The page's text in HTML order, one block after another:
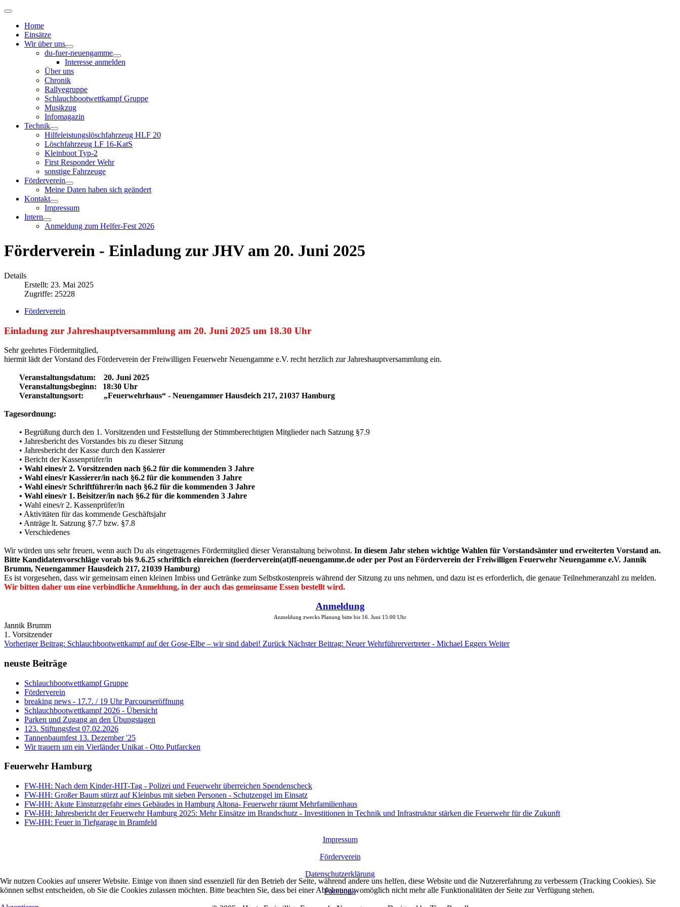
Home
Einsätze
Wir über uns
du-fuer-neuengamme
Interesse anmelden
Über uns
Chronik
Rallyegruppe
Schlauchbootwettkampf Gruppe
Musikzug
Infomagazin
Technik
Hilfeleistungslöschfahrzeug HLF 20
Löschfahrzeug LF 16-KatS
Kleinboot Typ-2
First Responder Wehr
sonstige Fahrzeuge
Förderverein
Meine Daten haben sich geändert
Kontakt
Impressum
Intern
Anmeldung zum Helfer-Fest 2026
Förderverein - Einladung zur JHV am 20. Juni 2025
Details
Erstellt: 23. Mai 2025
Zugriffe: 25228
Förderverein
Einladung zur Jahreshauptversammlung am 20. Juni 2025 um 18.30 Uhr
Sehr geehrtes Fördermitglied,
hiermit lädt der Vorstand des Förderverein der Freiwilligen Feuerwehr Neuengamme e.V. recht herzlich zur Jahreshauptversammlung ein.
Veranstaltungsdatum: 20. Juni 2025
Veranstaltungsbeginn: 18:30 Uhr
Veranstaltungsort: „Feuerwehrhaus“ - Neuengammer Hausdeich 217, 21037 Hamburg
Tagesordnung:
• Begrüßung durch den 1. Vorsitzenden und Feststellung der Stimmberechtigten Mitglieder nach Satzung §7.9
• Jahresbericht des Vorstandes bis zu dieser Sitzung
• Jahresbericht der Kasse durch den Kassierer
• Bericht der Kassenprüfer/in
• Wahl eines/r 2. Vorsitzenden nach §6.2 für die kommenden 3 Jahre
• Wahl eines/r Kassierer/in nach §6.2 für die kommenden 3 Jahre
• Wahl eines/r Schriftführer/in nach §6.2 für die kommenden 3 Jahre
• Wahl eines/r 1. Beisitzer/in nach §6.2 für die kommenden 3 Jahre
• Wahl eines/r 2. Kassenprüfer/in
• Aktivitäten für das kommende Geschäftsjahr
• Anträge lt. Satzung §7.7 bzw. §7.8
• Verschiedenes
Wir würden uns sehr freuen, wenn auch Du als eingetragenes Fördermitglied dieser Veranstaltung beiwohnst. In diesem Jahr stehen wichtige Wahlen für Vorstandsämter und erweiterten Vorstand an.
Bitte Kandidatenvorschläge vorab bis 9.6.25 schriftlich einreichen (foerderverein(at)ff-neuengamme.de oder per Post an Förderverein der Freiwilligen Feuerwehr Neuengamme e.V. Jannik
Brumm, Neuengammer Hausdeich 217, 21039 Hamburg)
Es ist vorgesehen, dass wir gemeinsam einen kleinen Imbiss und Getränke zum Selbstkostenpreis während der Sitzung zu uns nehmen, und dazu ist es erforderlich, die genaue Teilnehmeranzahl zu melden.
Wir bitten daher um eine verbindliche Anmeldung, in der auch das gemeinsame Essen bestellt wird.
Anmeldung
Anmeldung zwecks Planung bitte bis 16. Juni 15:00 Uhr
Jannik Brumm
1. Vorsitzender
Vorheriger Beitrag: Schlauchbootwettkampf auf der Gose-Elbe – wir sind dabei! Zurück Nächster Beitrag: Neuer Wehrführervertreter - Michael Eggers Weiter
neuste Beiträge
Schlauchbootwettkampf Gruppe
Förderverein
breaking news - 17.7. / 19 Uhr Parcourseröffnung
Schlauchbootwettkampf 2026 - Übersicht
Parken und Zugang an den Übungstagen
123. Stiftungsfest 07.02.2026
Tannenbaumfest 13. Dezember '25
Wir trauern um ein Vierländer Unikat - Otto Putfarcken
Feuerwehr Hamburg
FW-HH: Nach dem Kinder-HIT-Tag - Polizei und Feuerwehr überreichen Spendenscheck
FW-HH: Großer Baum stürzt auf Kleinbus mit sieben Personen - Schutzengel im Einsatz
FW-HH: Akute Einsturzgefahr eines Gebäudes in Hamburg Altona- Feuerwehr räumt Mehrfamilienhaus
FW-HH: Jahresbericht der Feuerwehr Hamburg 2025: Mehr Einsätze im Brandschutz - Investitionen in Technik und Infrastruktur stärken die Feuerwehr für die Zukunft
FW-HH: Feuer in Tiefgarage in Bramfeld
Impressum
Förderverein
Datenschutzerklärung
Facebook
Wir nutzen Cookies auf unserer Website. Einige von ihnen sind essenziell für den Betrieb der Seite, während andere uns helfen, diese Website und die Nutzererfahrung zu verbessern (Tracking Cookies). Sie
können selbst entscheiden, ob Sie die Cookies zulassen möchten. Bitte beachten Sie, dass bei einer Ablehnung womöglich nicht mehr alle Funktionalitäten der Seite zur Verfügung stehen.